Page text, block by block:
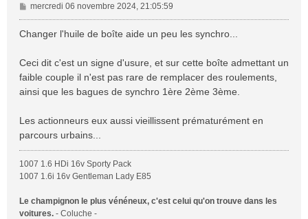
M
e
s
g
e
mercredi 06 novembre 2024, 21:05:59
Changer l'huile de boîte aide un peu les synchro...
Ceci dit c'est un signe d'usure, et sur cette boîte admettant un
faible couple il n'est pas rare de remplacer des roulements,
ainsi que les bagues de synchro 1ère 2ème 3ème.
Les actionneurs eux aussi vieillissent prématurément en
parcours urbains...
1007 1.6 HDi 16v Sporty Pack
1007 1.6i 16v Gentleman Lady E85
Le champignon le plus vénéneux, c'est celui qu'on trouve dans les
voitures. - Coluche -